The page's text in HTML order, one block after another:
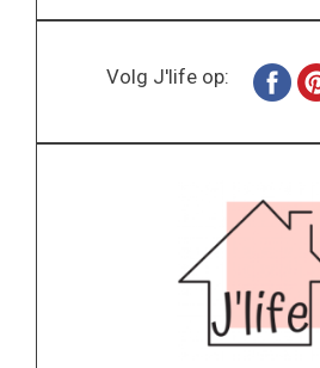
Volg J'life op: